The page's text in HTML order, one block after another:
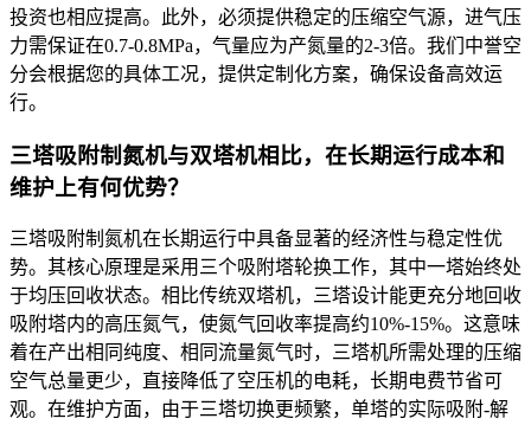
投资也相应提高。此外，必须提供稳定的压缩空气源，进气压
力需保证在0.7-0.8MPa，气量应为产氮量的2-3倍。我们中誉空
分会根据您的具体工况，提供定制化方案，确保设备高效运
行。
三塔吸附制氮机与双塔机相比，在长期运行成本和
维护上有何优势？
三塔吸附制氮机在长期运行中具备显著的经济性与稳定性优
势。其核心原理是采用三个吸附塔轮换工作，其中一塔始终处
于均压回收状态。相比传统双塔机，三塔设计能更充分地回收
吸附塔内的高压氮气，使氮气回收率提高约10%-15%。这意味
着在产出相同纯度、相同流量氮气时，三塔机所需处理的压缩
空气总量更少，直接降低了空压机的电耗，长期电费节省可
观。在维护方面，由于三塔切换更频繁，单塔的实际吸附-解